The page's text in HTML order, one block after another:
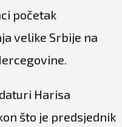
početak
velike Srbije na
Harisa
što je predsjednik